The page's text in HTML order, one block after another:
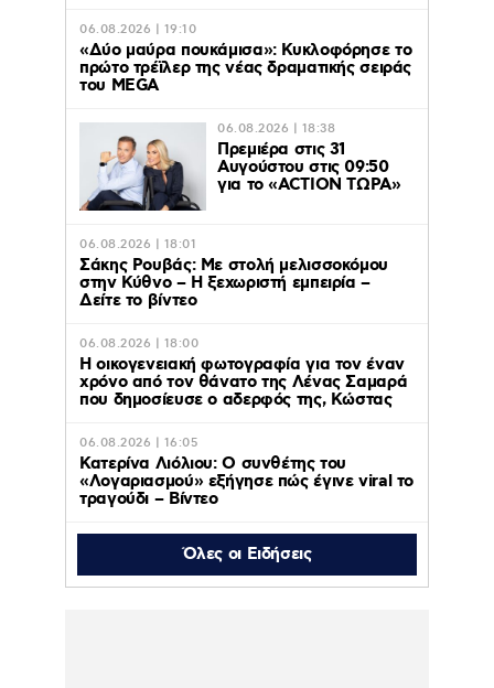
06.08.2026 | 19:10
«Δύο μαύρα πουκάμισα»: Κυκλοφόρησε το
πρώτο τρέϊλερ της νέας δραματικής σειράς
του MEGA
06.08.2026 | 18:38
Πρεμιέρα στις 31
Αυγούστου στις 09:50
για το «ACTION ΤΩΡΑ»
06.08.2026 | 18:01
Σάκης Ρουβάς: Με στολή μελισσοκόμου
στην Κύθνο – Η ξεχωριστή εμπειρία –
Δείτε το βίντεο
06.08.2026 | 18:00
Η οικογενειακή φωτογραφία για τον έναν
χρόνο από τον θάνατο της Λένας Σαμαρά
που δημοσίευσε ο αδερφός της, Κώστας
06.08.2026 | 16:05
Κατερίνα Λιόλιου: Ο συνθέτης του
«Λογαριασμού» εξήγησε πώς έγινε viral το
τραγούδι – Βίντεο
Όλες οι Ειδήσεις